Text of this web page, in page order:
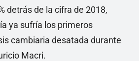
detrás de la cifra de 2018,
ya sufría los primeros
cambiaria desatada durante
Macri.